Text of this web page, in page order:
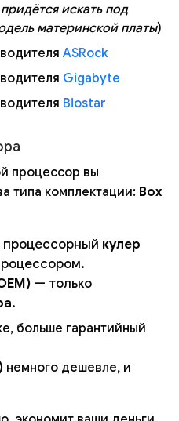
искать под
материнской платы)
ASRock
Gigabyte
Biostar
процессор вы
типа комплектации: Box
кулер
— только
.
больше гарантийный
немного дешевле, и